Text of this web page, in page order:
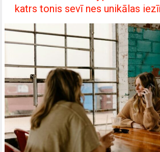
katrs tonis sevī nes unikālas